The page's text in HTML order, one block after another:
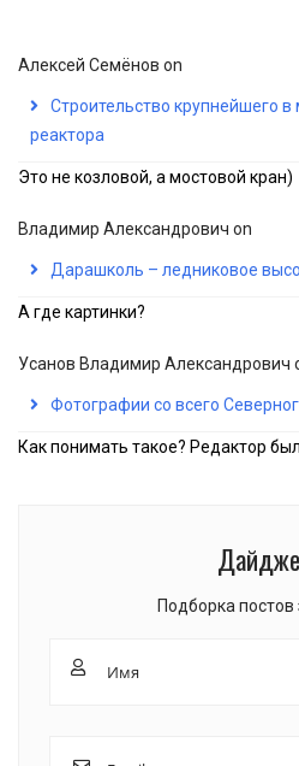
Алексей Семёнов on
Строительство крупнейшего
реактора
Это не козловой, а мостовой кран)
Владимир Александрович on
Дарашколь – ледниковое
А где картинки?
Усанов Владимир Александрович
Фотографии со всего
Как понимать такое? Редактор
Подборка